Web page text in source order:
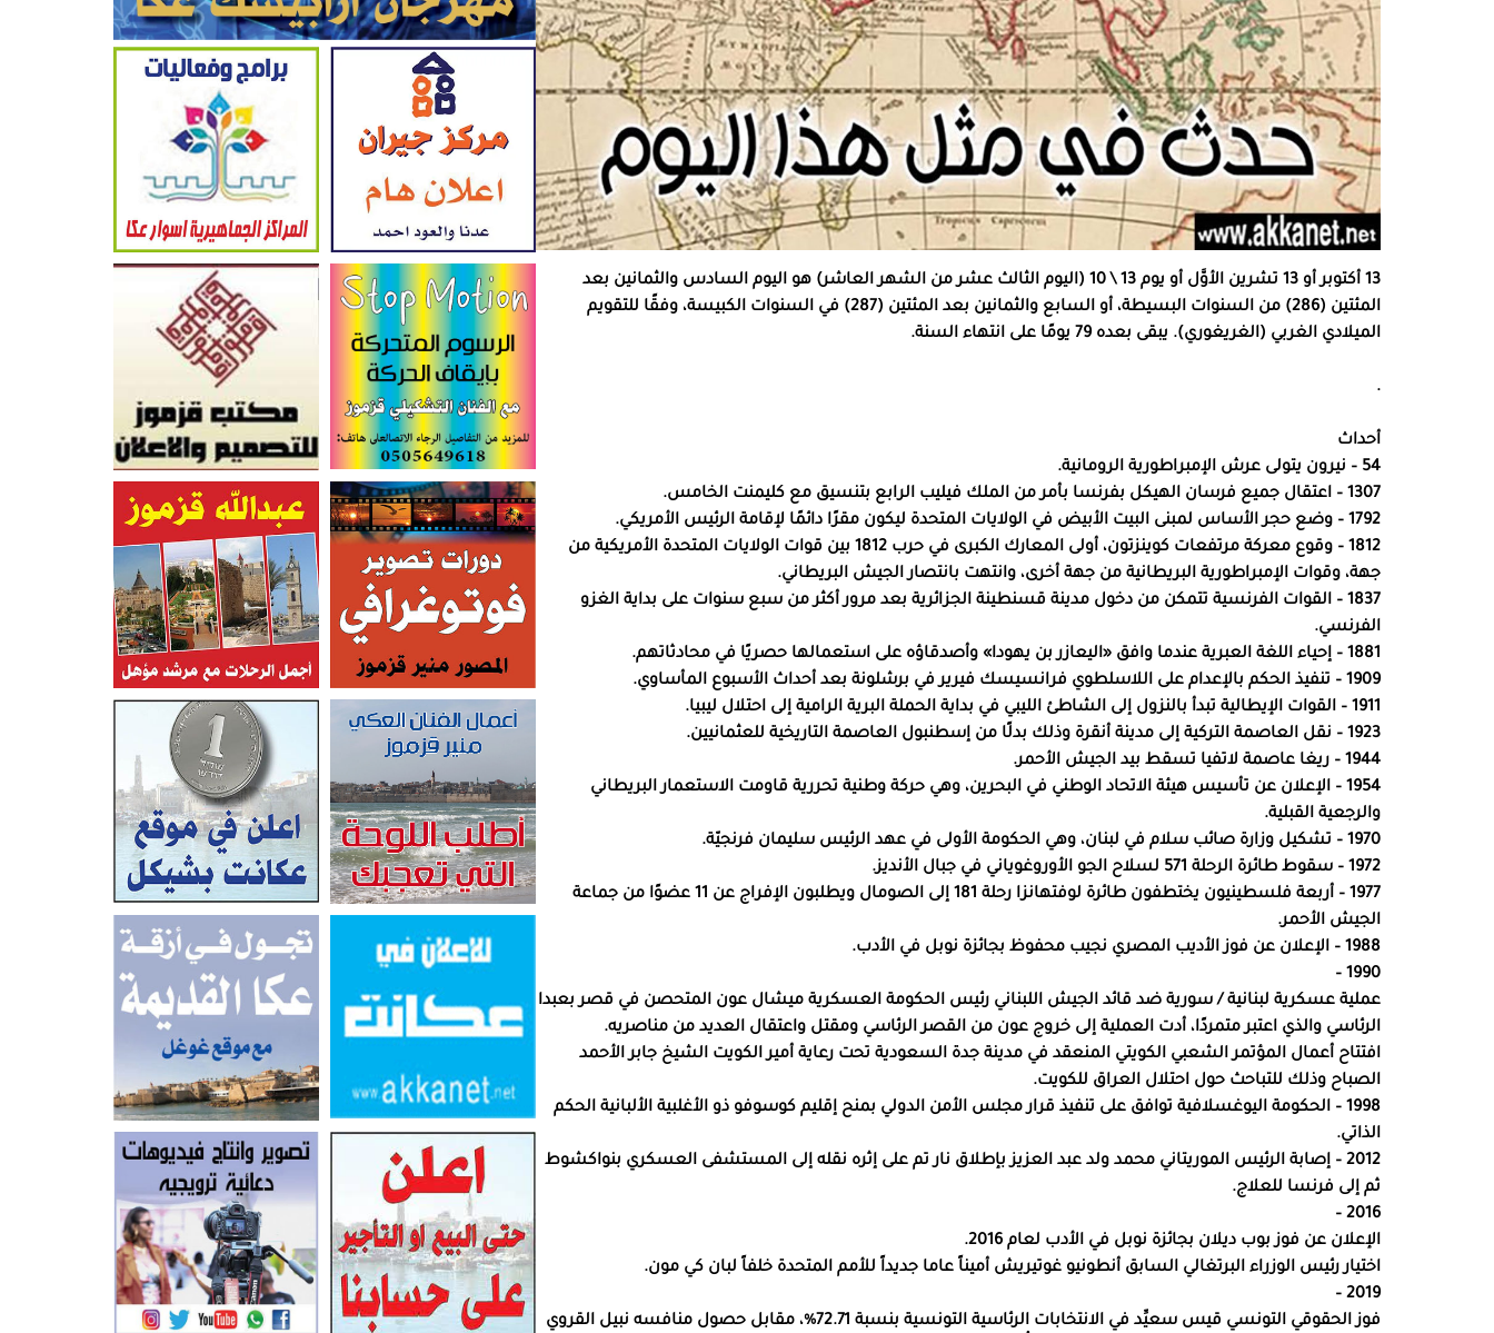
13 أكتوبر أو 13 تشرين الأوَّل أو يوم 13 \ 10 (اليوم الثالث عشر من الشهر العاشر) هو اليوم السادس والثمانين بعد
المئتين (286) من السنوات البسيطة، أو السابع والثمانين بعد المئتين (287) في السنوات الكبيسة، وفقًا للتقويم
الميلادي الغربي (الغريغوري). يبقى بعده 79 يومًا على انتهاء السنة.
.
أحداث
54 – نيرون يتولى عرش الإمبراطورية الرومانية.
1307 – اعتقال جميع فرسان الهيكل بفرنسا بأمر من الملك فيليب الرابع بتنسيق مع كليمنت الخامس.
1792 – وضع حجر الأساس لمبنى البيت الأبيض في الولايات المتحدة ليكون مقرًا دائمًا لإقامة الرئيس الأمريكي.
1812 – وقوع معركة مرتفعات كوينزتون، أولى المعارك الكبرى في حرب 1812 بين قوات الولايات المتحدة الأمريكية من
جهة، وقوات الإمبراطورية البريطانية من جهة أخرى، وانتهت بانتصار الجيش البريطاني.
1837 – القوات الفرنسية تتمكن من دخول مدينة قسنطينة الجزائرية بعد مرور أكثر من سبع سنوات على بداية الغزو
الفرنسي.
1881 – إحياء اللغة العبرية عندما وافق «اليعازر بن يهودا» وأصدقاؤه على استعمالها حصريًا في محادثاتهم.
1909 – تنفيذ الحكم بالإعدام على اللاسلطوي فرانسيسك فيرير في برشلونة بعد أحداث الأسبوع المأساوي.
1911 – القوات الإيطالية تبدأ بالنزول إلى الشاطئ الليبي في بداية الحملة البرية الرامية إلى احتلال ليبيا.
1923 – نقل العاصمة التركية إلى مدينة أنقرة وذلك بدلًا من إسطنبول العاصمة التاريخية للعثمانيين.
1944 – ريغا عاصمة لاتفيا تسقط بيد الجيش الأحمر.
1954 – الإعلان عن تأسيس هيئة الاتحاد الوطني في البحرين، وهي حركة وطنية تحررية قاومت الاستعمار البريطاني
والرجعية القبلية.
1970 – تشكيل وزارة صائب سلام في لبنان، وهي الحكومة الأولى في عهد الرئيس سليمان فرنجيّة.
1972 – سقوط طائرة الرحلة 571 لسلاح الجو الأوروغوياني في جبال الأنديز.
1977 – أربعة فلسطينيون يختطفون طائرة لوفتهانزا رحلة 181 إلى الصومال ويطلبون الإفراج عن 11 عضوًا من جماعة
الجيش الأحمر.
1988 – الإعلان عن فوز الأديب المصري نجيب محفوظ بجائزة نوبل في الأدب.
1990 –
عملية عسكرية لبنانية / سورية ضد قائد الجيش اللبناني رئيس الحكومة العسكرية ميشال عون المتحصن في قصر بعبدا
الرئاسي والذي اعتبر متمردًا، أدت العملية إلى خروج عون من القصر الرئاسي ومقتل واعتقال العديد من مناصريه.
افتتاح أعمال المؤتمر الشعبي الكويتي المنعقد في مدينة جدة السعودية تحت رعاية أمير الكويت الشيخ جابر الأحمد
الصباح وذلك للتباحث حول احتلال العراق للكويت.
1998 – الحكومة اليوغسلافية توافق على تنفيذ قرار مجلس الأمن الدولي بمنح إقليم كوسوفو ذو الأغلبية الألبانية الحكم
الذاتي.
2012 – إصابة الرئيس الموريتاني محمد ولد عبد العزيز بإطلاق نار تم على إثره نقله إلى المستشفى العسكري بنواكشوط
ثم إلى فرنسا للعلاج.
2016 –
الإعلان عن فوز بوب ديلان بجائزة نوبل في الأدب لعام 2016.
اختيار رئيس الوزراء البرتغالي السابق أنطونيو غوتيريش أميناً عاما جديداً للأمم المتحدة خلفاً لبان كي مون.
2019 –
فوز الحقوقي التونسي قيس سعيِّد في الانتخابات الرئاسية التونسية بنسبة 72.71%، مقابل حصول منافسه نبيل القروي